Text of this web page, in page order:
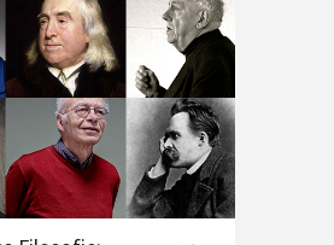
of online